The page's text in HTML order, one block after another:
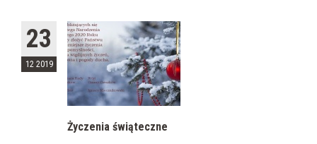
23
12 2019
Życzenia świąteczne